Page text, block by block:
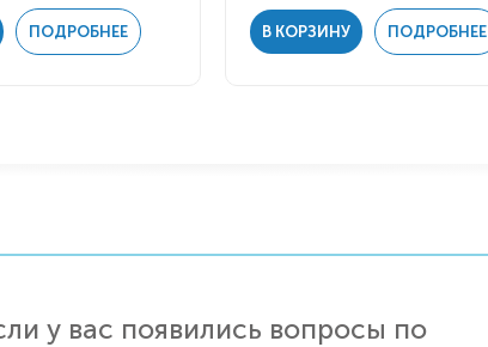
ПОДРОБНЕЕ В КОРЗИНУ ПОДРОБНЕЕ
у вас появились вопросы по